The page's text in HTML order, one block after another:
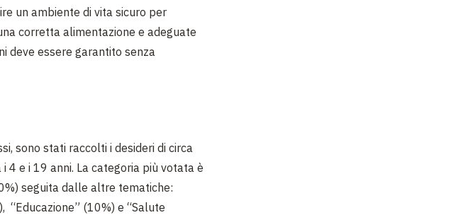
un ambiente di vita sicuro per
corretta alimentazione e adeguate
deve essere garantito senza
sono stati raccolti i desideri di circa
4 e i 19 anni. La categoria più votata è
seguita dalle altre tematiche:
“Educazione” (10%) e “Salute